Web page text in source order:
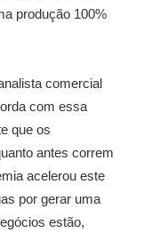
produção 100%
comercial
com essa
que os
antes correm
acelerou este
por gerar uma
estão,